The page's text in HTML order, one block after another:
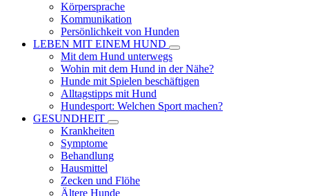
Körpersprache
Kommunikation
Persönlichkeit von Hunden
LEBEN MIT EINEM HUND
Mit dem Hund unterwegs
Wohin mit dem Hund in der Nähe?
Hunde mit Spielen beschäftigen
Alltagstipps mit Hund
Hundesport: Welchen Sport machen?
GESUNDHEIT
Krankheiten
Symptome
Behandlung
Hausmittel
Zecken und Flöhe
Ältere Hunde